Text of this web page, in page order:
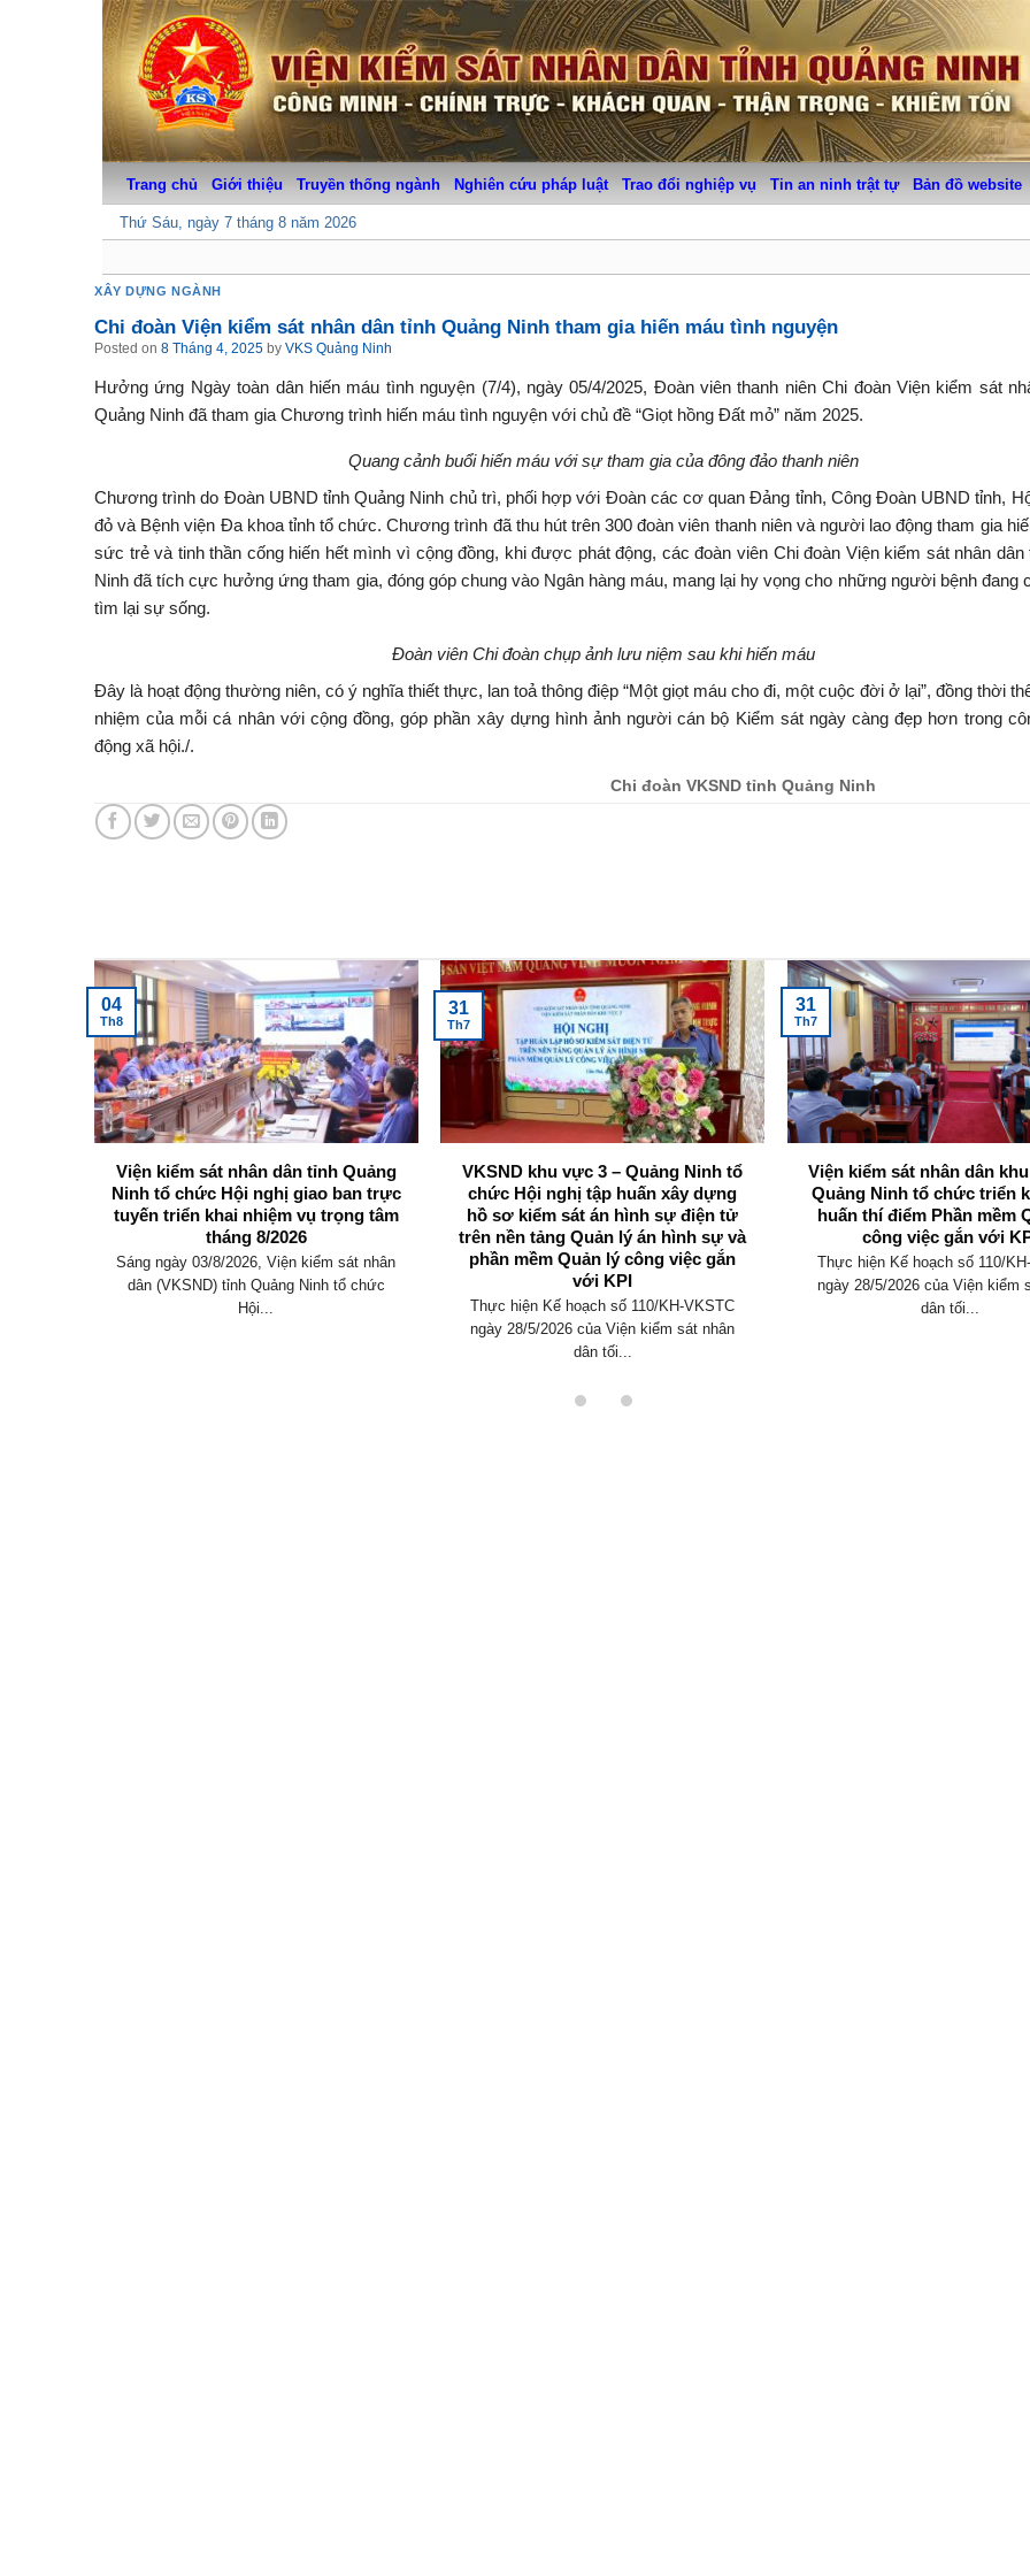
Trang chủ Giới thiệu Truyền thống ngành Nghiên cứu pháp luật Trao đổi nghiệp vụ Tin an ninh trật tự Bản đồ website
Thứ Sáu, ngày 7 tháng 8 năm 2026
XÂY DỰNG NGÀNH
Chi đoàn Viện kiểm sát nhân dân tỉnh Quảng Ninh tham gia hiến máu tình nguyện
Posted on 8 Tháng 4, 2025 by VKS Quảng Ninh
Hưởng ứng Ngày toàn dân hiến máu tình nguyện (7/4), ngày 05/4/2025, Đoàn viên thanh niên Chi đoàn Viện kiểm sát
Quảng Ninh đã tham gia Chương trình hiến máu tình nguyện với chủ đề “Giọt hồng Đất mỏ” năm 2025.
Quang cảnh buổi hiến máu với sự tham gia của đông đảo thanh niên
Chương trình do Đoàn UBND tỉnh Quảng Ninh chủ trì, phối hợp với Đoàn các cơ quan Đảng tỉnh, Công Đoàn UBND tỉnh,
đỏ và Bệnh viện Đa khoa tỉnh tổ chức. Chương trình đã thu hút trên 300 đoàn viên thanh niên và người lao động tham gia
sức trẻ và tinh thần cống hiến hết mình vì cộng đồng, khi được phát động, các đoàn viên Chi đoàn Viện kiểm sát nhân dân
Ninh đã tích cực hưởng ứng tham gia, đóng góp chung vào Ngân hàng máu, mang lại hy vọng cho những người bệnh đang
tìm lại sự sống.
Đoàn viên Chi đoàn chụp ảnh lưu niệm sau khi hiến máu
Đây là hoạt động thường niên, có ý nghĩa thiết thực, lan toả thông điệp “Một giọt máu cho đi, một cuộc đời ở lại”, đồng thời
nhiệm của mỗi cá nhân với cộng đồng, góp phần xây dựng hình ảnh người cán bộ Kiểm sát ngày càng đẹp hơn trong
động xã hội./.
Chi đoàn VKSND tỉnh Quảng Ninh
Viện kiểm sát nhân dân tỉnh Quảng
Ninh tổ chức Hội nghị giao ban trực
tuyến triển khai nhiệm vụ trọng tâm
tháng 8/2026
Sáng ngày 03/8/2026, Viện kiểm sát nhân
dân (VKSND) tỉnh Quảng Ninh tổ chức
Hội...
04
Th8
VKSND khu vực 3 – Quảng Ninh tổ
chức Hội nghị tập huấn xây dựng
hồ sơ kiểm sát án hình sự điện tử
trên nền tảng Quản lý án hình sự và
phần mềm Quản lý công việc gắn
với KPI
Thực hiện Kế hoạch số 110/KH-VKSTC
ngày 28/5/2026 của Viện kiểm sát nhân
dân tối...
31
Th7
Viện kiểm sát nhân dân
Quảng Ninh tổ chức triển
huấn thí điểm Phần mềm
công việc gắn với
Thực hiện Kế hoạch số 110/
ngày 28/5/2026 của Viện kiểm
dân tối...
31
Th7